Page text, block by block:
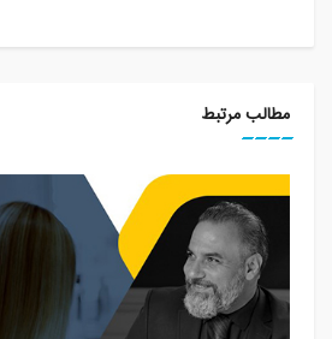
مطالب مرتبط